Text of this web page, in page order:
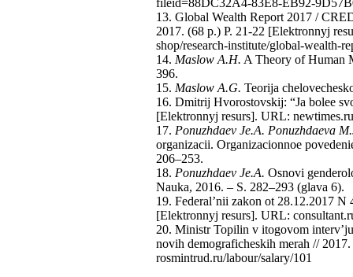
fileid=88DC32A4-83E8-EB92-
13. Global Wealth Report 2017 /
2017. (68 р.) P. 21-22 [Elektronnyj
shop/research-institute/global-wealth-
14. Maslow A.H. A Theory of Human
396.
15. Maslow A.G. Teorija
16. Dmitrij Hvorostovskij: “Ja bolee
[Elektronnyj resurs]. URL:
17. Ponuzhdaev Je.A. Ponuzhdaeva
organizacii. Organizacionnoe
206–253.
18. Ponuzhdaev Je.A. Osnovi
Nauka, 2016. – S. 282–293 (glava 6).
19. Federal’nii zakon ot 28.12.2017
[Elektronnyj resurs]. URL:
20. Ministr Topilin v itogovom
novih demograficheskih merah //
rosmintrud.ru/labour/salary/101